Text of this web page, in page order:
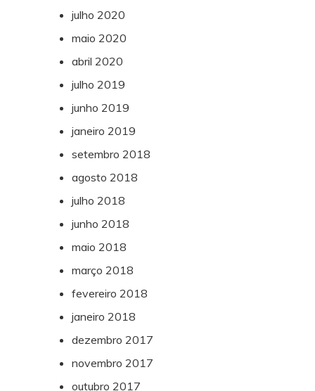
julho 2020
maio 2020
abril 2020
julho 2019
junho 2019
janeiro 2019
setembro 2018
agosto 2018
julho 2018
junho 2018
maio 2018
março 2018
fevereiro 2018
janeiro 2018
dezembro 2017
novembro 2017
outubro 2017